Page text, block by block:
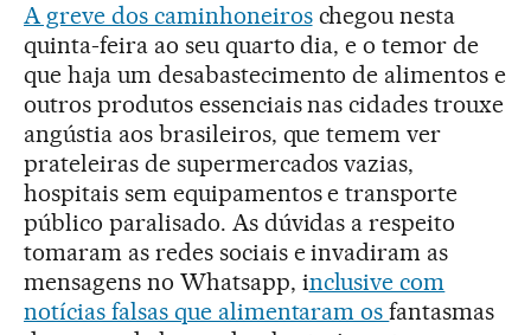
A greve dos caminhoneiroschegou nesta
quinta-feira ao seu quarto dia, e o temor de
que haja um desabastecimento de alimentos e
outros produtos essenciais nas cidades trouxe
angústia aos brasileiros, que temem ver
prateleiras de supermercados vazias,
hospitais sem equipamentos e transporte
público paralisado. As dúvidas a respeito
tomaram as redes sociais e invadiram as
mensagens no Whatsapp, inclusive com
notícias falsas que alimentaram osfantasmas